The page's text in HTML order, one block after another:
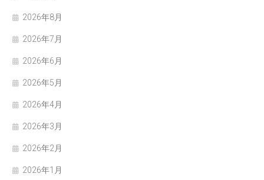
2026年8月
2026年7月
2026年6月
2026年5月
2026年4月
2026年3月
2026年2月
2026年1月